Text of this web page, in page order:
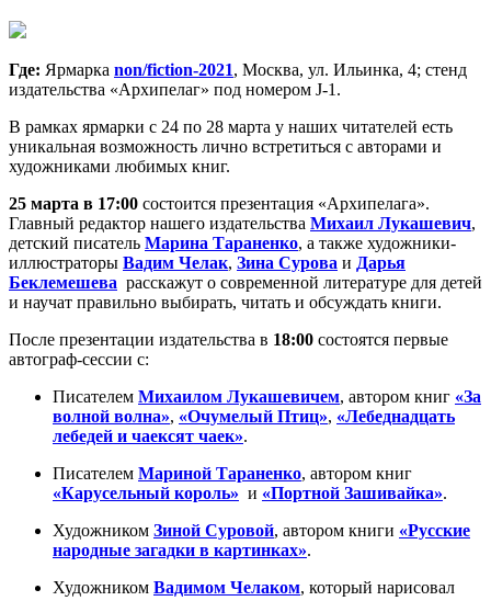
Где: Ярмарка non/fiction-2021, Москва, ул. Ильинка, 4; стенд
издательства «Архипелаг» под номером J-1.
В рамках ярмарки с 24 по 28 марта у наших читателей есть
уникальная возможность лично встретиться с авторами и
художниками любимых книг.
25 марта в 17:00 состоится презентация «Архипелага».
Главный редактор нашего издательства Михаил Лукашевич,
детский писатель Марина Тараненко, а также художники-
иллюстраторы Вадим Челак, Зина Сурова и Дарья
Беклемешева расскажут о современной литературе для детей
и научат правильно выбирать, читать и обсуждать книги.
После презентации издательства в 18:00 состоятся первые
автограф-сессии с:
Писателем Михаилом Лукашевичем, автором книг «За
волной волна», «Очумелый Птиц», «Лебеднадцать
лебедей и чаексят чаек».
Писателем Мариной Тараненко, автором книг
«Карусельный король» и «Портной Зашивайка».
Художником Зиной Суровой, автором книги «Русские
народные загадки в картинках».
Художником Вадимом Челаком, который нарисовал